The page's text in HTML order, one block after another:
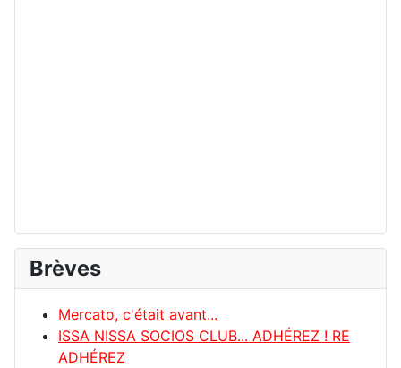
Brèves
Mercato, c'était avant...
ISSA NISSA SOCIOS CLUB... ADHÉREZ ! RE
ADHÉREZ